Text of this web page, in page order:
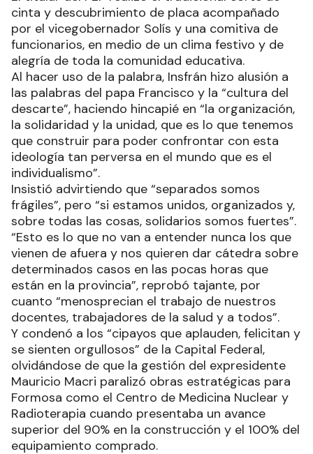
cinta y descubrimiento de placa acompañado
por el vicegobernador Solís y una comitiva de
funcionarios, en medio de un clima festivo y de
alegría de toda la comunidad educativa.
Al hacer uso de la palabra, Insfrán hizo alusión a
las palabras del papa Francisco y la “cultura del
descarte”, haciendo hincapié en “la organización,
la solidaridad y la unidad, que es lo que tenemos
que construir para poder confrontar con esta
ideología tan perversa en el mundo que es el
individualismo”.
Insistió advirtiendo que “separados somos
frágiles”, pero “si estamos unidos, organizados y,
sobre todas las cosas, solidarios somos fuertes”.
“Esto es lo que no van a entender nunca los que
vienen de afuera y nos quieren dar cátedra sobre
determinados casos en las pocas horas que
están en la provincia”, reprobó tajante, por
cuanto “menosprecian el trabajo de nuestros
docentes, trabajadores de la salud y a todos”.
Y condenó a los “cipayos que aplauden, felicitan y
se sienten orgullosos” de la Capital Federal,
olvidándose de que la gestión del expresidente
Mauricio Macri paralizó obras estratégicas para
Formosa como el Centro de Medicina Nuclear y
Radioterapia cuando presentaba un avance
superior del 90% en la construcción y el 100% del
equipamiento comprado.